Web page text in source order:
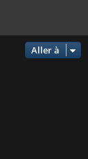
Aller à